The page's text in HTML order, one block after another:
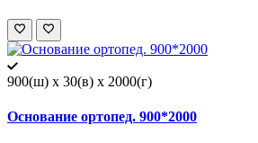
900(ш) x 30(в) x 2000(г)
Основание ортопед. 900*2000